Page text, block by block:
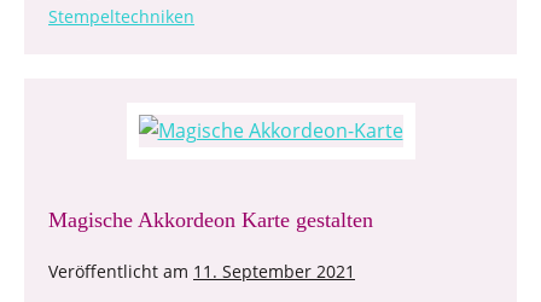
Stempeltechniken
Magische Akkordeon Karte gestalten
Veröffentlicht am 11. September 2021